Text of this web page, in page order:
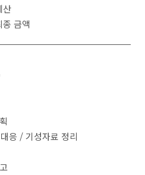
산
금액
응 / 기성자료 정리